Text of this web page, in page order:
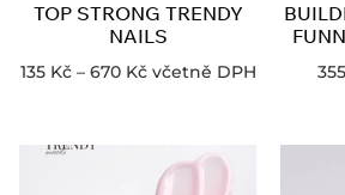
TOP STRONG TRENDY
NAILS
135 Kč – 670 Kč včetně DPH 355